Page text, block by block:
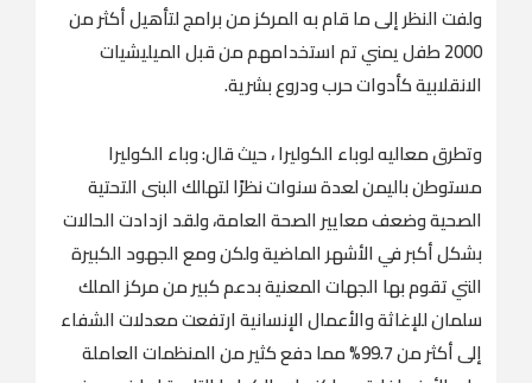
ولفت النظر إلى ما قام به المركز من برامج لتأهيل أكثر من
2000 طفل يمني تم استخدامهم من قبل الميليشيات
الانقلابية كأدوات حرب ودروع بشرية.
وتطرق معاليه لوباء الكوليرا ، حيث قال: وباء الكوليرا
مستوطن باليمن لعدة سنوات نظرًا لتهالك البنى التحتية
الصحية وضعف معايير الصحة العامة، ولقد ازدادت الحالات
بشكل أكبر في الأشهر الماضية ولكن ومع الجهود الكبيرة
التي تقوم بها الجهات المعنية بدعم كبير من مركز الملك
سلمان للإغاثة والأعمال الإنسانية ارتفعت معدلات الشفاء
إلى أكثر من 99.7% مما دفع كثير من المنظمات العاملة